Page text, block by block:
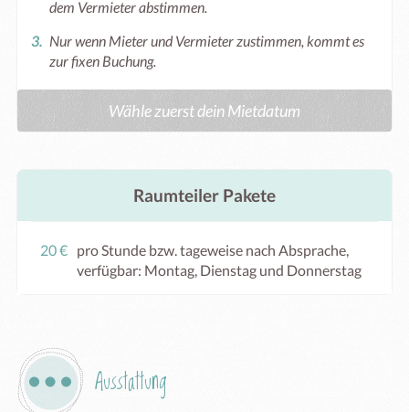
dem Vermieter abstimmen.
Nur wenn Mieter und Vermieter zustimmen, kommt es
zur fixen Buchung.
Wähle zuerst dein Mietdatum
Raumteiler Pakete
20 € pro Stunde bzw. tageweise nach Absprache,
verfügbar: Montag, Dienstag und Donnerstag
Ausstattung